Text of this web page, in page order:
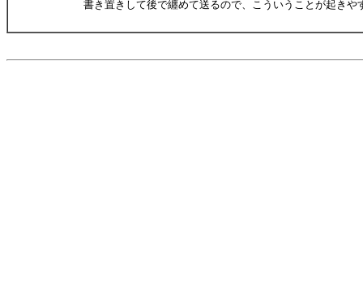
書き置きして後で纏めて送るので、こういうことが起きや